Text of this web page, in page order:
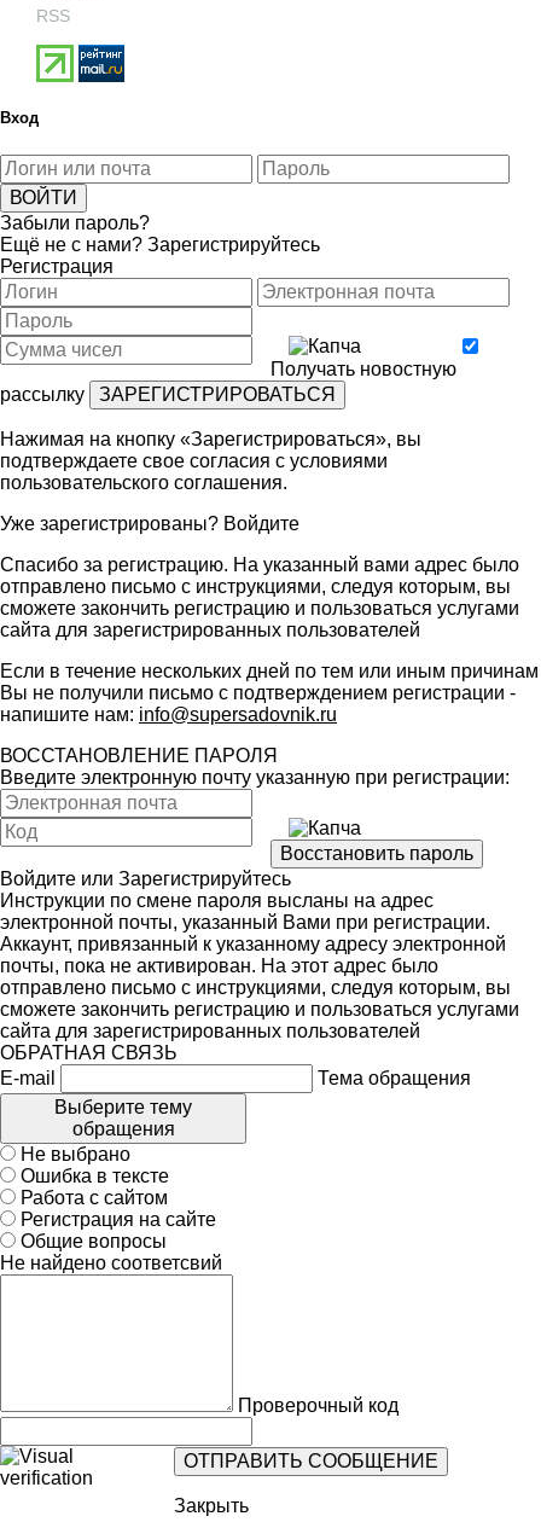
RSS
Вход
Забыли пароль?
Ещё не с нами? Зарегистрируйтесь
Регистрация
Получать новостную
рассылку
Нажимая на кнопку «Зарегистрироваться», вы
подтверждаете свое согласия с условиями
пользовательского соглашения.
Уже зарегистрированы? Войдите
Спасибо за регистрацию. На указанный вами адрес было
отправлено письмо с инструкциями, следуя которым, вы
сможете закончить регистрацию и пользоваться услугами
сайта для зарегистрированных пользователей
Если в течение нескольких дней по тем или иным причинам
Вы не получили письмо с подтверждением регистрации -
напишите нам: info@supersadovnik.ru
ВОССТАНОВЛЕНИЕ ПАРОЛЯ
Введите электронную почту указанную при регистрации:
Войдите или Зарегистрируйтесь
Инструкции по смене пароля высланы на адрес
электронной почты, указанный Вами при регистрации.
Аккаунт, привязанный к указанному адресу электронной
почты, пока не активирован. На этот адрес было
отправлено письмо с инструкциями, следуя которым, вы
сможете закончить регистрацию и пользоваться услугами
сайта для зарегистрированных пользователей
ОБРАТНАЯ СВЯЗЬ
E-mail
Тема обращения
Выберите тему
обращения
Не выбрано
Ошибка в тексте
Работа с сайтом
Регистрация на сайте
Общие вопросы
Не найдено соответсвий
Проверочный код
Закрыть